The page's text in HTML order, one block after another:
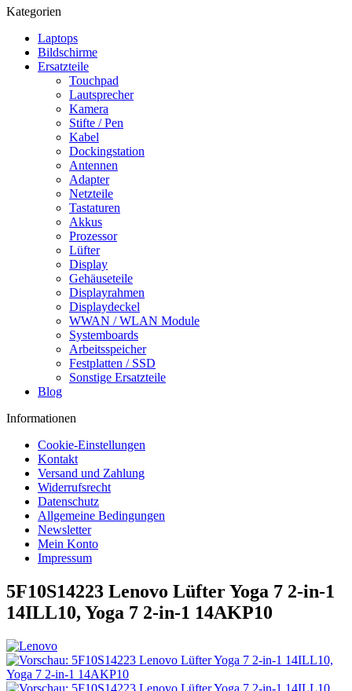
Kategorien
Laptops
Bildschirme
Ersatzteile
Touchpad
Lautsprecher
Kamera
Stifte / Pen
Kabel
Dockingstation
Antennen
Adapter
Netzteile
Tastaturen
Akkus
Prozessor
Lüfter
Display
Gehäuseteile
Displayrahmen
Displaydeckel
WWAN / WLAN Module
Systemboards
Arbeitsspeicher
Festplatten / SSD
Sonstige Ersatzteile
Blog
Informationen
Cookie-Einstellungen
Kontakt
Versand und Zahlung
Widerrufsrecht
Datenschutz
Allgemeine Bedingungen
Newsletter
Mein Konto
Impressum
5F10S14223 Lenovo Lüfter Yoga 7 2-in-1
14ILL10, Yoga 7 2-in-1 14AKP10